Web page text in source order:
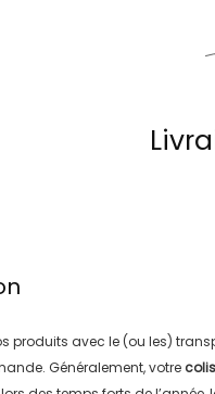
produits avec le (ou les)
Généralement, votre